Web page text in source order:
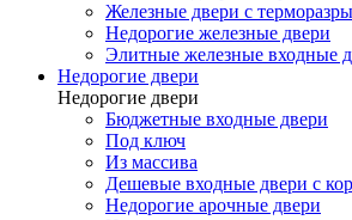
Железные двери с
Недорогие железные двери
Элитные железные входные
Недорогие двери
Недорогие двери
Бюджетные входные двери
Под ключ
Из массива
Дешевые входные двери с
Недорогие арочные двери